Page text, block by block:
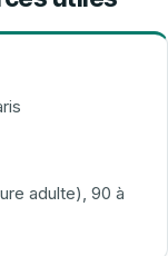
adulte), 90 à